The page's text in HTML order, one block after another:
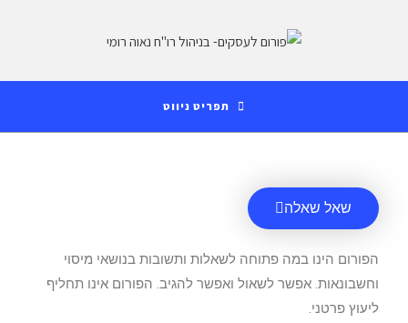
תפריט ניווט
שאל שאלה
הפורום הינו במה פתוחה לשאלות ותשובות בנושאי מיסוי
וחשבונאות. אפשר לשאול ואפשר להגיב. הפורום אינו תחליף
ליעוץ פרטני.